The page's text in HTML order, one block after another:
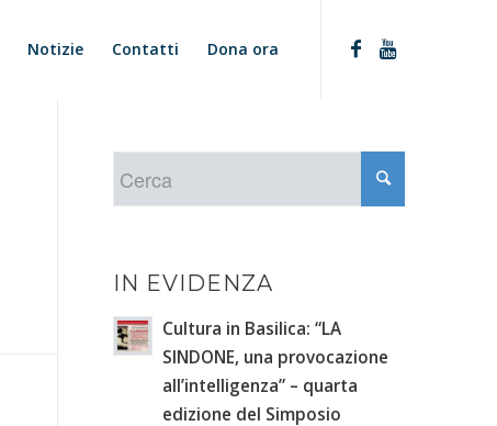
Notizie Contatti Dona ora
IN EVIDENZA
Cultura in Basilica: “LA
SINDONE, una provocazione
all’intelligenza” – quarta
edizione del Simposio